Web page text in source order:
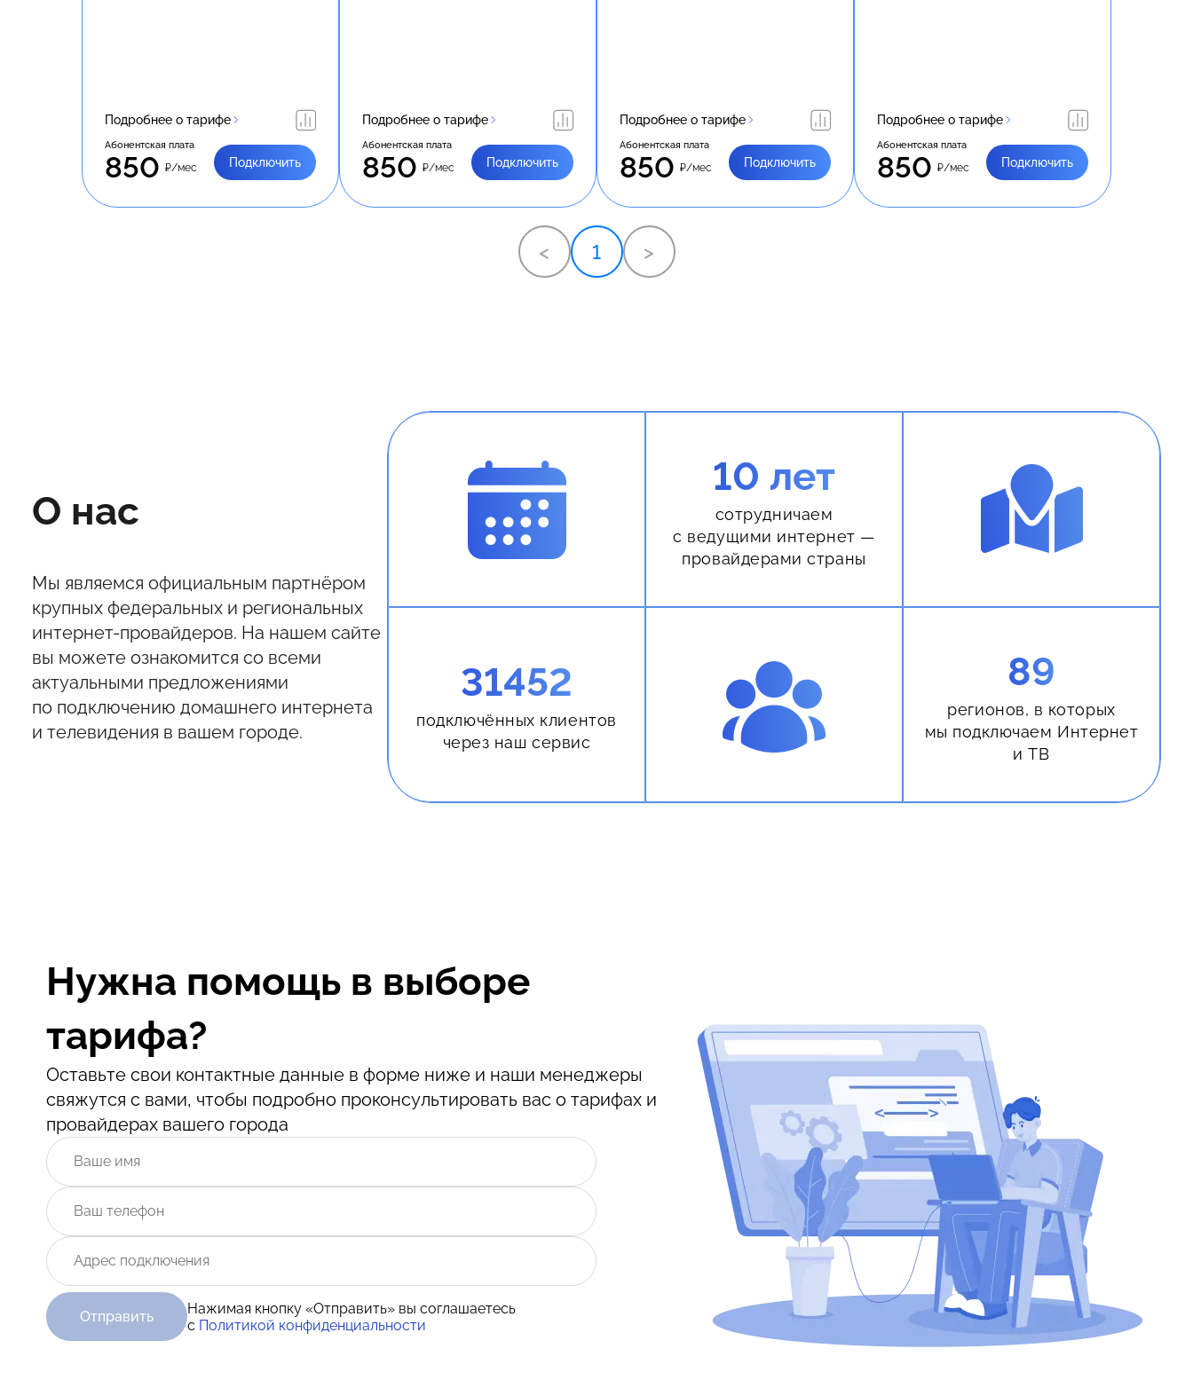
Подробнее о тарифе
Абонентская плата
850 ₽/мес Подключить
Подробнее о тарифе
Абонентская плата
850 ₽/мес Подключить
Подробнее о тарифе
Абонентская плата
850 ₽/мес Подключить
Подробнее о тарифе
Абонентская плата
850 ₽/мес Подключить
< 1 >
О нас
Мы являемся официальным партнёром
крупных федеральных и региональных
интернет-провайдеров. На нашем сайте
вы можете ознакомится со всеми
актуальными предложениями
по подключению домашнего интернета
и телевидения в вашем городе.
10 лет
сотрудничаем
с ведущими интернет —
провайдерами страны
31452
подключённых клиентов
через наш сервис
89
регионов, в которых
мы подключаем Интернет
и ТВ
Нужна помощь в выборе
тарифа?
Оставьте свои контактные данные в форме ниже и наши менеджеры
свяжутся с вами, чтобы подробно проконсультировать вас о тарифах и
провайдерах вашего города
Отправить
Нажимая кнопку «Отправить» вы соглашаетесь
с Политикой конфиденциальности